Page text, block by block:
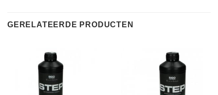
GERELATEERDE PRODUCTEN